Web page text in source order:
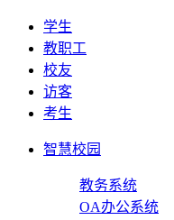
学生
教职工
校友
访客
考生
智慧校园
教务系统
OA办公系统